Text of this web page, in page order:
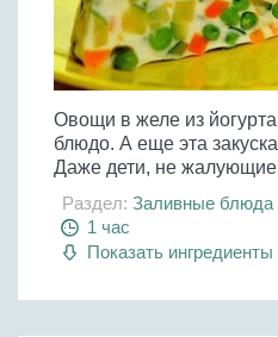
Овощи в желе из
блюдо. А еще эта
Даже дети, не
Раздел: Заливные блюда
1 час
Показать ингредиенты